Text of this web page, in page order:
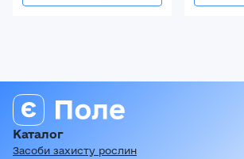
Каталог
Засоби захисту рослин